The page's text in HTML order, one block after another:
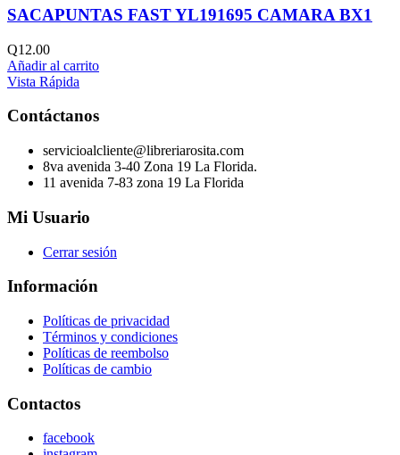
SACAPUNTAS FAST YL191695 CAMARA BX1
Q12.00
Añadir al carrito
Vista Rápida
Contáctanos
servicioalcliente@libreriarosita.com
8va avenida 3-40 Zona 19 La Florida.
11 avenida 7-83 zona 19 La Florida
Mi Usuario
Cerrar sesión
Información
Políticas de privacidad
Términos y condiciones
Políticas de reembolso
Políticas de cambio
Contactos
facebook